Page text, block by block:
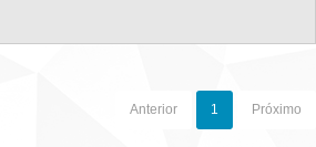
Anterior 1 Próximo